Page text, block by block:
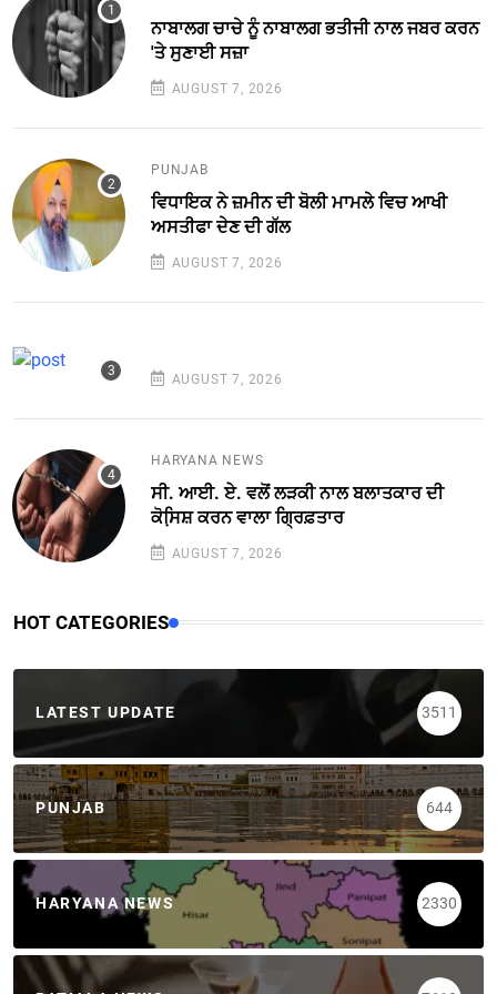
ਨਾਬਾਲਗ ਚਾਚੇ ਨੂੰ ਨਾਬਾਲਗ ਭਤੀਜੀ ਨਾਲ ਜਬਰ ਕਰਨ
'ਤੇ ਸੁਣਾਈ ਸਜ਼ਾ
AUGUST 7, 2026
PUNJAB
ਵਿਧਾਇਕ ਨੇ ਜ਼ਮੀਨ ਦੀ ਬੋਲੀ ਮਾਮਲੇ ਵਿਚ ਆਖੀ
ਅਸਤੀਫਾ ਦੇਣ ਦੀ ਗੱਲ
AUGUST 7, 2026
AUGUST 7, 2026
HARYANA NEWS
ਸੀ. ਆਈ. ਏ. ਵਲੋਂ ਲੜਕੀ ਨਾਲ ਬਲਾਤਕਾਰ ਦੀ
ਕੋਸਿ਼ਸ਼ ਕਰਨ ਵਾਲਾ ਗ੍ਰਿਫ਼ਤਾਰ
AUGUST 7, 2026
HOT CATEGORIES
LATEST UPDATE 3511
PUNJAB 644
HARYANA NEWS 2330